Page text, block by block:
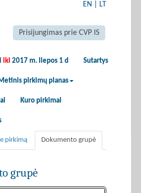
EN LT
Prisijungimas prie CVP IS
iki 2017 m. liepos 1 d Sutartys
pirkimų planas
Kuro pirkimai
pirkimą Dokumento grupė
grupė